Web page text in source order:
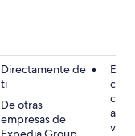
Directamente de
ti
De otras
empresas de